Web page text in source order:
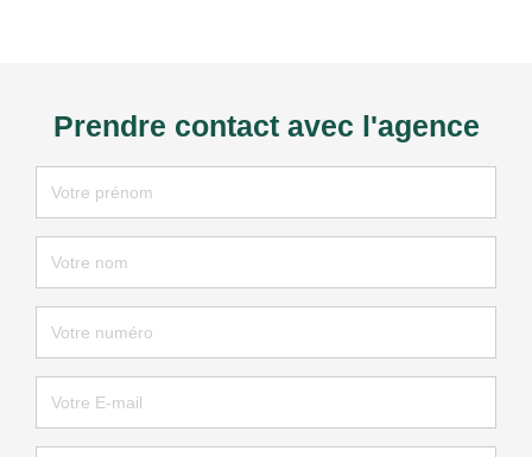
Prendre contact avec l'agence